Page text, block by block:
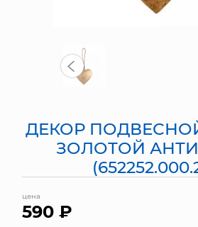
ВАЗЫ
СУНДУКИ
ИСКУССТВЕННЫЕ
ДЕКОР
ЗОЛОТОЙ
цена
590 ₽